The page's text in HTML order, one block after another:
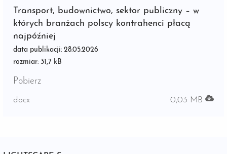
Transport, budownictwo, sektor publiczny – w
których branżach polscy kontrahenci płacą
najpóźniej
data publikacji: 28.05.2026
rozmiar: 31,7 kB
Pobierz
docx 0,03 MB